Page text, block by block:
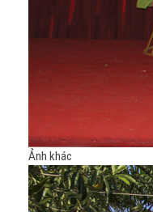
Ảnh khác